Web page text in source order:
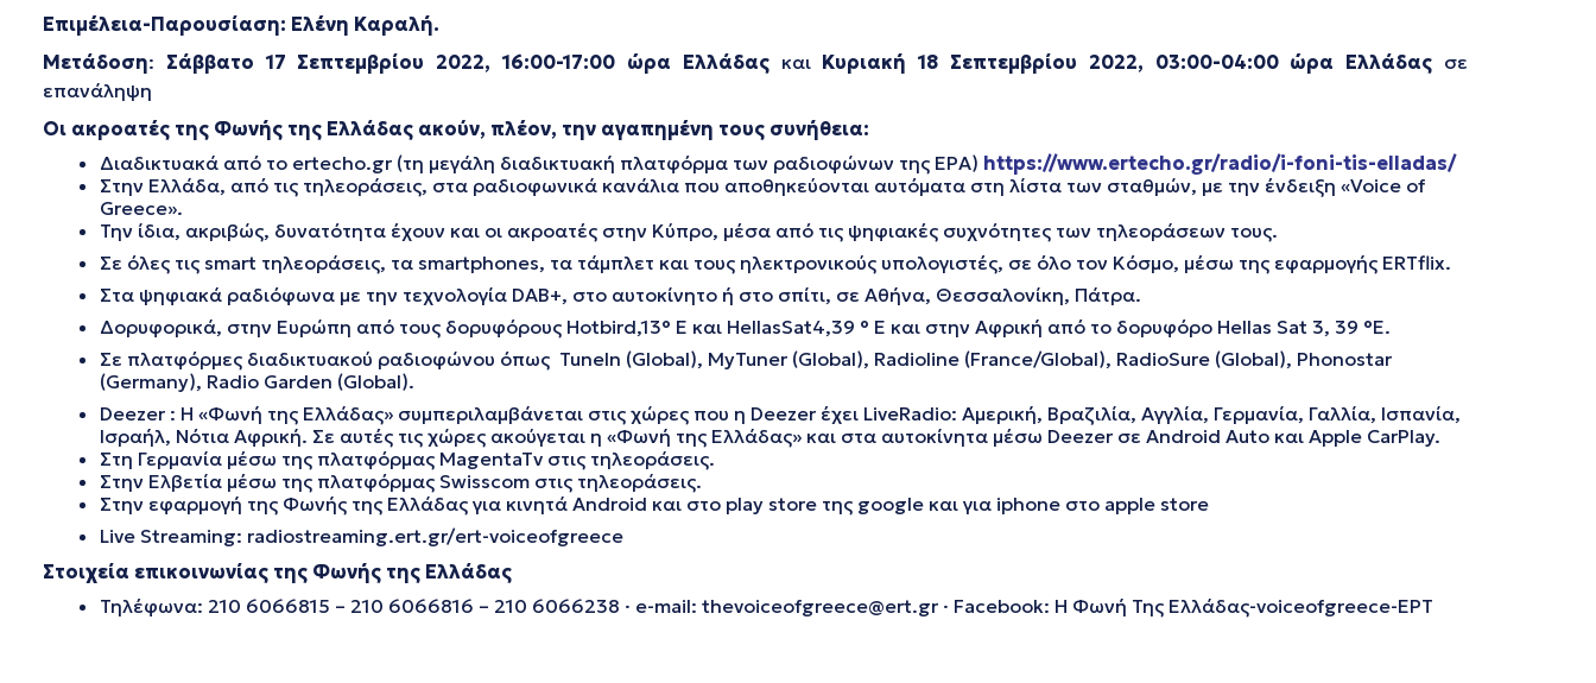
Επιμέλεια-Παρουσίαση: Ελένη Καραλή.
Μετάδοση: Σάββατο 17 Σεπτεμβρίου 2022, 16:00-17:00 ώρα Ελλάδας και Κυριακή 18 Σεπτεμβρίου 2022, 03:00-04:00 ώρα Ελλάδας σε
επανάληψη
Οι ακροατές της Φωνής της Ελλάδας ακούν, πλέον, την αγαπημένη τους συνήθεια:
Διαδικτυακά από το ertecho.gr (τη μεγάλη διαδικτυακή πλατφόρμα των ραδιοφώνων της ΕΡΑ) https://www.ertecho.gr/radio/i-foni-tis-elladas/
Στην Ελλάδα, από τις τηλεοράσεις, στα ραδιοφωνικά κανάλια που αποθηκεύονται αυτόματα στη λίστα των σταθμών, με την ένδειξη «Voice of
Greece».
Την ίδια, ακριβώς, δυνατότητα έχουν και οι ακροατές στην Κύπρο, μέσα από τις ψηφιακές συχνότητες των τηλεοράσεων τους.
Σε όλες τις smart τηλεοράσεις, τα smartphones, τα τάμπλετ και τους ηλεκτρονικούς υπολογιστές, σε όλο τον Κόσμο, μέσω της εφαρμογής ERTflix.
Στα ψηφιακά ραδιόφωνα με την τεχνολογία DAB+, στο αυτοκίνητο ή στο σπίτι, σε Αθήνα, Θεσσαλονίκη, Πάτρα.
Δορυφορικά, στην Ευρώπη από τους δορυφόρους Hotbird,13° E και HellasSat4,39 ° E και στην Αφρική από το δορυφόρο Hellas Sat 3, 39 °E.
Σε πλατφόρμες διαδικτυακού ραδιοφώνου όπως TuneIn (Global), MyTuner (Global), Radioline (France/Global), RadioSure (Global), Phonostar
(Germany), Radio Garden (Global).
Deezer : Η «Φωνή της Ελλάδας» συμπεριλαμβάνεται στις χώρες που η Deezer έχει LiveRadio: Αμερική, Βραζιλία, Αγγλία, Γερμανία, Γαλλία, Ισπανία,
Ισραήλ, Νότια Αφρική. Σε αυτές τις χώρες ακούγεται η «Φωνή της Ελλάδας» και στα αυτοκίνητα μέσω Deezer σε Android Auto και Apple CarPlay.
Στη Γερμανία μέσω της πλατφόρμας MagentaTv στις τηλεοράσεις.
Στην Ελβετία μέσω της πλατφόρμας Swisscom στις τηλεοράσεις.
Στην εφαρμογή της Φωνής της Ελλάδας για κινητά Android και στο play store της google και για iphone στο apple store
Live Streaming: radiostreaming.ert.gr/ert-voiceofgreece
Στοιχεία επικοινωνίας της Φωνής της Ελλάδας
Τηλέφωνα: 210 6066815 – 210 6066816 – 210 6066238 · e-mail: thevoiceofgreece@ert.gr · Facebook: Η Φωνή Της Ελλάδας-voiceofgreece-ΕΡΤ